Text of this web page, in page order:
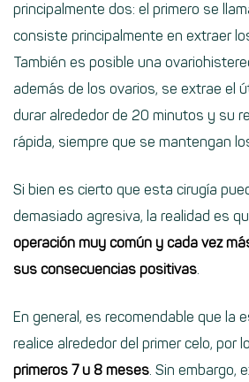
principalmente dos: el primero se
consiste principalmente en extraer
También es posible una
además de los ovarios, se extrae el
durar alrededor de 20 minutos y su
rápida, siempre que se mantengan
Si bien es cierto que esta cirugía
demasiado agresiva, la realidad es
operación muy común y cada vez
sus consecuencias positivas.
En general, es recomendable que la
realice alrededor del primer celo, por
primeros 7 u 8 meses. Sin embargo,